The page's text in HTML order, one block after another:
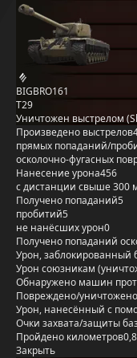
BIGBRO161
T29
Уничтожен выстрелом
Произведено выстрелов
прямых попаданий/
осколочно-фугасных
Нанесение урона456
с дистанции свыше 300
Получено попаданий5
пробитий5
не нанёсших урон0
Получено попаданий
Урон, заблокированный
Урон союзникам
Обнаружено машин
Повреждено/
Урон, нанесённый с
Очки захвата/защиты
Пройдено километров
Закрыть